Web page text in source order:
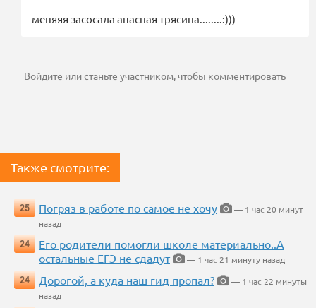
меняяя засосала апасная трясина........:)))
Войдите илистаньте участником, чтобы комментировать
Также смотрите:
25 Погряз в работе по самое не хочу
— 1 час 20 минут
назад
24
Его родители помогли школе материально..А
остальные ЕГЭ не сдадут
— 1 час 21 минуту назад
24
Дорогой, а куда наш гид пропал?
— 1 час 22 минуты
назад